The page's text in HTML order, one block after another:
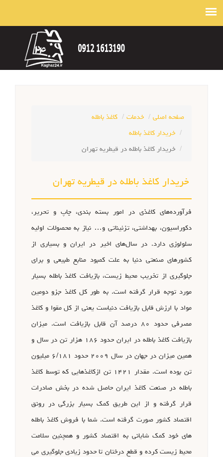
صفحه اصلی خدمات
کاغذ باطله
خریدار کاغذ باطله
خریدار کاغذ باطله در قیطریه تهران
خریدار کاغذ باطله در قیطریه تهران
فرآورده‌های کاغذی در امور بسته بندی، چاپ و تحریر،
دکوراسیون، بهداشتی، تزئیناتی و… نیاز به محصولات اولیه
سلولوزی دارد. در سال‌های اخیر در ایران و بسیاری از
کشورهای صنعتی دنیا به علت کمبود منابع طبیعی و برای
جلوگیری از تخریب محیط زیست، بازیافت کاغذ باطله بسیار
مورد توجه قرار گرفته است. به طور کل کاغذ جزو دومین
مواد با ارزش قابل بازیافت دنیاست یعنی از کل مقوا و کاغذ
مصرفی حدود ۸۰ درصد آن قابل بازیافت است. میزان
بازیافت کاغذ باطله در ایران حدود ۱۸۶ هزار تن در سال و
همین میزان در جهان در سال ۲۰۰۹ حدود ۶/۱۸۱ میلیون
تن بوده است. مقدار ۱۴۲۱ تن ازکاغذهایی که توسط کاغذ
باطله در صنعت کاغذ ایران حاصل شده در بخش صادرات
قرار گرفته و از این طریق کمک بسیار بزرگی در رونق
اقتصاد کشور صورت گرفته است. شما با فروش کاغذ باطله
های خود کمک شایانی به اقتصاد کشور و همچنین سلامت
محیط زیست کرده و قطع درختان تا حدود زیادی جلوگیری می